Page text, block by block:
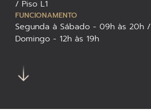
/ Piso L1
FUNCIONAMENTO
Segunda à Sábado - 09h às 20h /
Domingo - 12h às 19h